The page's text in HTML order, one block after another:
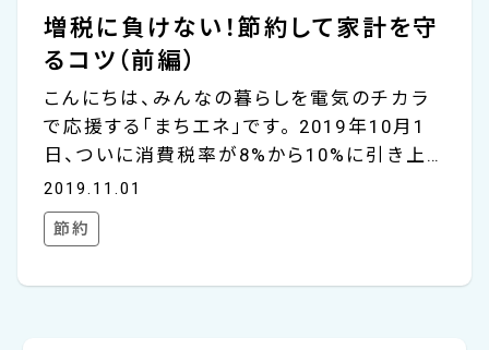
増税に負けない！節約して家計を守
るコツ（前編）
こんにちは、みんなの暮らしを電気のチカラ
で応援する「まちエネ」です。 2019年10月1
日、ついに消費税率が8%から10%に引き上
げられました。とはいえ、今回の増税では、一
部条件下で、消費税率が8%にすえ置かれる
「軽減税率制度」が導入されたほか、キャッシ
2019.11.01
節約